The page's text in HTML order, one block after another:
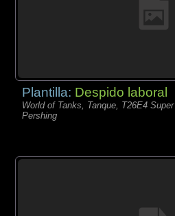
Plantilla: Despido laboral
World of Tanks, Tanque, T26E4 Super
Pershing